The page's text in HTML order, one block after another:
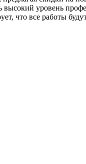
высокий уровень
что все работы